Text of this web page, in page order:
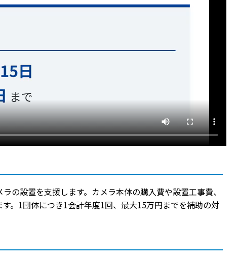
の設置を支援します。カメラ本体の購入費や設置工事費、
。1団体につき1会計年度1回、最大15万円までを補助の対